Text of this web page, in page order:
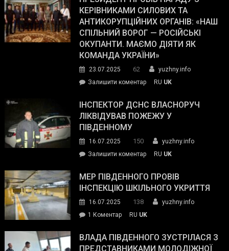
Journal.
працівникам
ОПЗ
з
матеріального
резерву
гуманітарну
допомогу
КЕРІВНИКАМИ СИЛОВИХ ТА
АНТИКОРУПЦІЙНИХ ОРГАНІВ: «НАШ
СПІЛЬНИЙ ВОРОГ — РОСІЙСЬКІ
ОКУПАНТИ. МАЄМО ДІЯТИ ЯК
КОМАНДА УКРАЇНИ»
23.07.2025 62
yuzhny.info
Залишити коментарon
провів
нараду
силових
та
органів:
«Наш
спільний
окупанти.
RU UK
ІНСПЕКТОР ДСНС ВЛАСНОРУЧ
ЛІКВІДУВАВ ПОЖЕЖУ У
ПІВДЕННОМУ
16.07.2025 150
yuzhny.info
Залишити коментарon
ДСНС
власноруч
пожежу
у
RU UK
МЕР ПІВДЕННОГО ПРОВІВ
ІНСПЕКЦІЮ ШКІЛЬНОГО УКРИТТЯ
16.07.2025 138
yuzhny.info
1 Коментардо
Південного
провів
RU UK
ВЛАДА ПІВДЕННОГО ЗУСТРІЛАСЯ З
ПРЕДСТАВНИКАМИ МОЛОДІЖНОЇ